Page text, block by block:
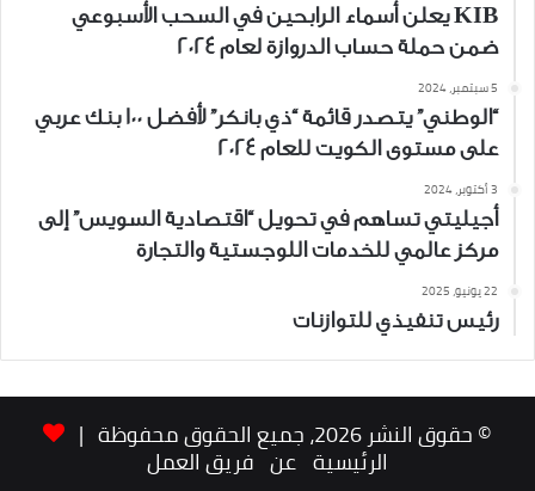
KIB يعلن أسماء الرابحين في السحب الأسبوعي
ضمن حملة حساب الدروازة لعام 2024
5 سبتمبر، 2024
“الوطني” يتصدر قائمة “ذي بانكر” لأفضل 100 بنك عربي
على مستوى الكويت للعام 2024
3 أكتوبر، 2024
أجيليتي تساهم في تحويل “اقتصادية السويس” إلى
مركز عالمي للخدمات اللوجستية والتجارة
22 يونيو، 2025
رئيس تنفيذي للتوازنات
© حقوق النشر 2026، جميع الحقوق محفوظة |
الرئيسية عن فريق العمل